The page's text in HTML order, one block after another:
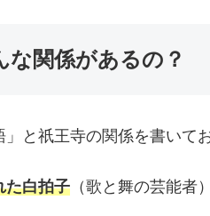
な関係があるの？
と祇王寺の関係を書いて
た白拍子 （歌と舞の芸能者